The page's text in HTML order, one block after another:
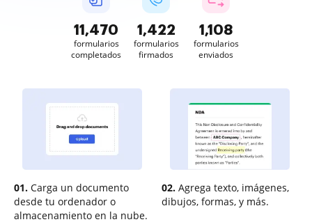
11,470
formularios
completados
1,422
formularios
firmados
1,108
formularios
enviados
01. Carga un documento
desde tu ordenador o
almacenamiento en la nube.
02. Agrega texto, imágenes,
dibujos, formas, y más.